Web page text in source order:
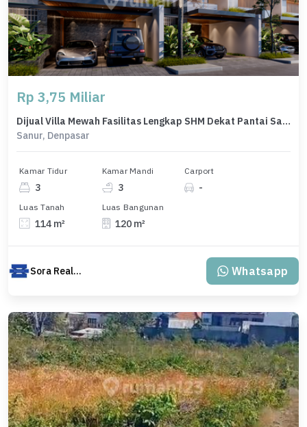
Rp 3,75 Miliar
Dijual Villa Mewah Fasilitas Lengkap SHM Dekat Pantai Sanur Bali
Sanur, Denpasar
Kamar Tidur
3
Kamar Mandi
3
Carport
-
Luas Tanah
114 m²
Luas Bangunan
120 m²
Sora Realty Bali Whatsapp